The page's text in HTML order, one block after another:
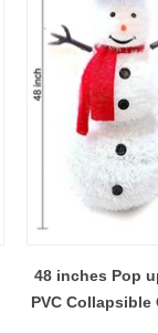
48 inches Pop
PVC